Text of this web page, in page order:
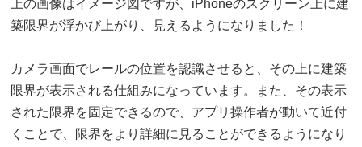
上の画像はイメージ図ですが、iPhoneのスクリーン上に建
築限界が浮かび上がり、見えるようになりました！
カメラ画面でレールの位置を認識させると、その上に建築
限界が表示される仕組みになっています。また、その表示
された限界を固定できるので、アプリ操作者が動いて近付
くことで、限界をより詳細に見ることができるようになり